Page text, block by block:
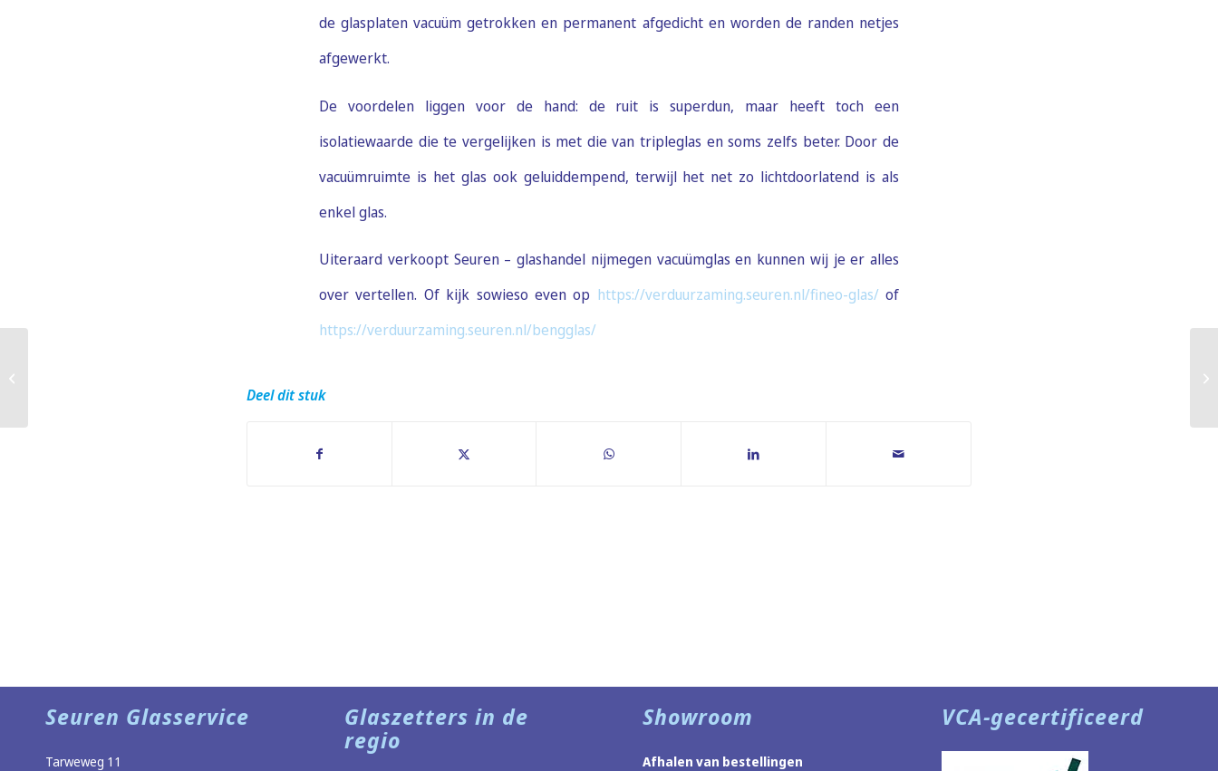
de glasplaten vacuüm getrokken en permanent afgedicht en worden de randen netjes
afgewerkt.
De voordelen liggen voor de hand: de ruit is superdun, maar heeft toch een
isolatiewaarde die te vergelijken is met die van tripleglas en soms zelfs beter. Door de
vacuümruimte is het glas ook geluiddempend, terwijl het net zo lichtdoorlatend is als
enkel glas.
Uiteraard verkoopt Seuren – glashandel nijmegen vacuümglas en kunnen wij je er alles
over vertellen. Of kijk sowieso even op https://verduurzaming.seuren.nl/fineo-glas/of
https://verduurzaming.seuren.nl/bengglas/
Deel dit stuk
Seuren Glasservice
Tarweweg 11
Glaszetters in de
regio
Showroom
Afhalen van bestellingen
VCA-gecertificeerd